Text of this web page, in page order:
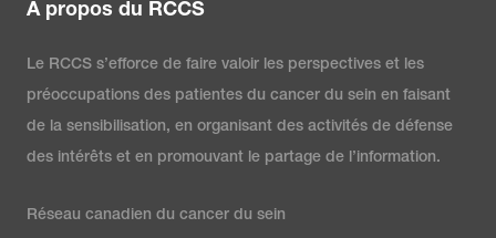
À propos du RCCS
Le RCCS s’efforce de faire valoir les perspectives et les
préoccupations des patientes du cancer du sein en faisant
de la sensibilisation, en organisant des activités de défense
des intérêts et en promouvant le partage de l’information.
Réseau canadien du cancer du sein